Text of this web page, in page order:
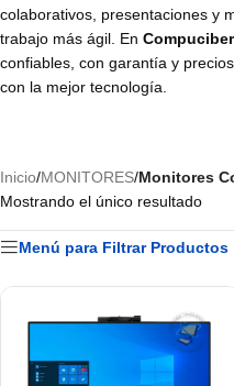
colaborativos, presentaciones y
trabajo más ágil. En
confiables, con garantía y
con la mejor tecnología.
Inicio/MONITORES/Monitores
Mostrando el único resultado
Menú para Filtrar Productos